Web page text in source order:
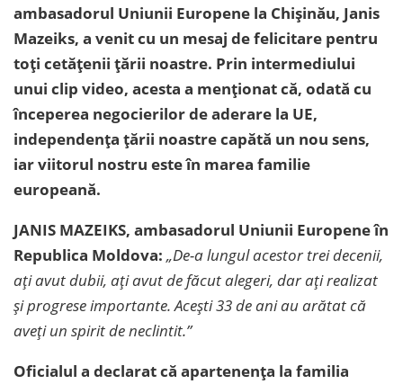
ambasadorul Uniunii Europene la Chișinău, Janis
Mazeiks, a venit cu un mesaj de felicitare pentru
toți cetățenii țării noastre. Prin intermediului
unui clip video, acesta a menționatcă, odată cu
începerea negocierilor de aderare la UE,
independența țării noastre capătă un nou sens,
iar viitorul nostru este în marea familie
europeană.
JANIS MAZEIKS, ambasadorul Uniunii Europene în
Republica Moldova: „De-a lungul acestor trei decenii,
ați avut dubii, ați avut de făcut alegeri, dar ați realizat
și progrese importante. Acești 33 de ani au arătat că
aveți un spirit de neclintit.”
Oficialul a declarat că apartenența la familia